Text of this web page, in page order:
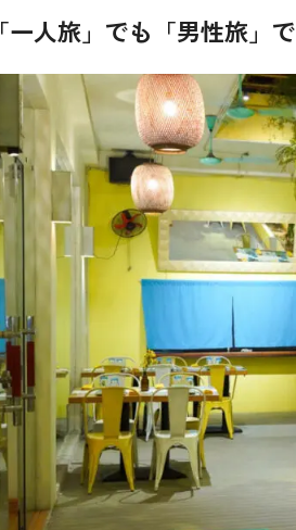
「一人旅」でも「男性旅」